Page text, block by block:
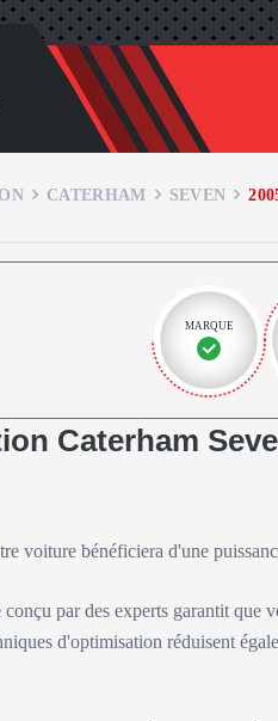
CATERHAM SEVEN
MARQUE
Caterham
voiture bénéficiera d'une
conçu par des experts garantit que
d'optimisation réduisent